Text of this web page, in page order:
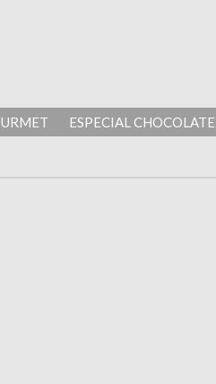
ESPECIAL CHOCOLATE